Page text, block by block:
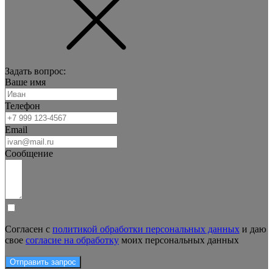
Задать вопрос:
Ваше имя
Телефон
Email
Сообщение
Согласен с политикой обработки персональных данных и даю
свое согласие на обработку моих персональных данных
Отправить запрос